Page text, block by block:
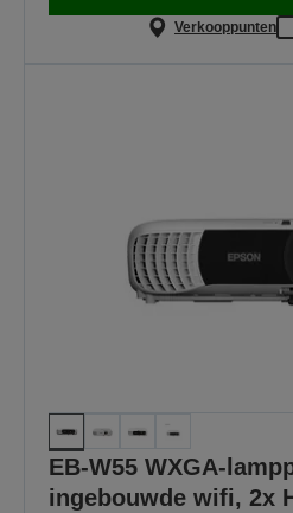
Verkooppunten
EB-W55 WXGA-
ingebouwde wifi, 2x